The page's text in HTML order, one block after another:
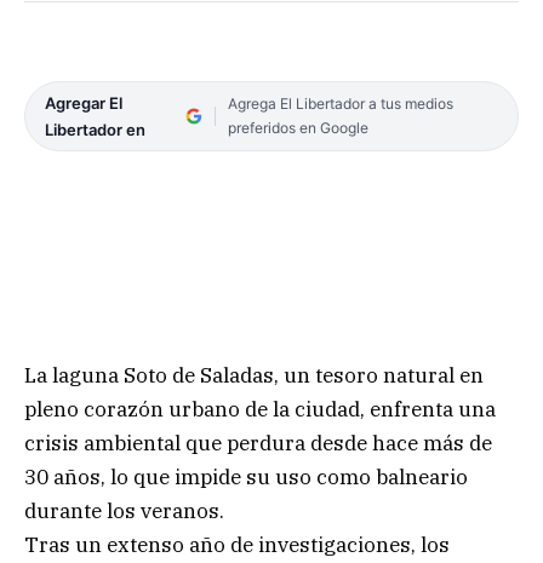
Agregar El
Libertador en
Agrega El Libertador a tus medios
preferidos en Google
La laguna Soto de Saladas, un tesoro natural en
pleno corazón urbano de la ciudad, enfrenta una
crisis ambiental que perdura desde hace más de
30 años, lo que impide su uso como balneario
durante los veranos.
Tras un extenso año de investigaciones, los